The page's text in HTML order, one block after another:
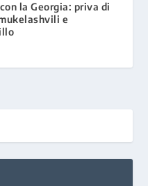
la Georgia: priva di
e